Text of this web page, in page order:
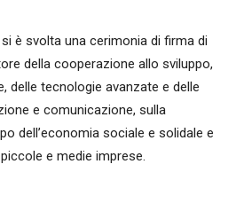
è svolta una cerimonia di firma di
della cooperazione allo sviluppo,
delle tecnologie avanzate e delle
e comunicazione, sulla
dell’economia sociale e solidale e
e medie imprese.